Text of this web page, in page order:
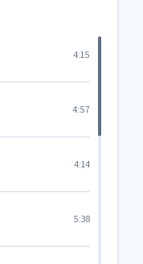
4:15
4:57
4:14
5:38